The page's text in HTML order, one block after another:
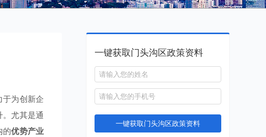
为创新企
尤其是通
的优势产业
一键获取门头沟区政策资料
一键获取门头沟区政策资料